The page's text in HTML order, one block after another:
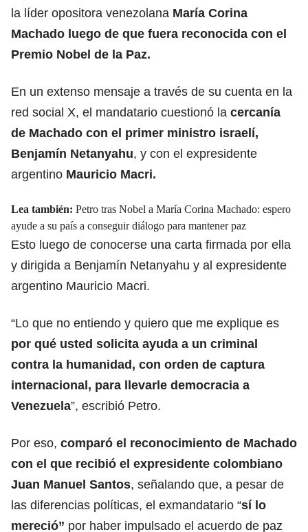
la líder opositora venezolana María Corina
Machado luego de que fuera reconocida con el
Premio Nobel de la Paz.
En un extenso mensaje a través de su cuenta en la
red social X, el mandatario cuestionó la cercanía
de Machado con el primer ministro israelí,
Benjamín Netanyahu, y con el expresidente
argentino Mauricio Macri.
Lea también: Petro tras Nobel a María Corina Machado: espero
ayude a su país a conseguir diálogo para mantener paz
Esto luego de conocerse una carta firmada por ella
y dirigida a Benjamín Netanyahu y al expresidente
argentino Mauricio Macri.
“Lo que no entiendo y quiero que me explique es
por qué usted solicita ayuda a un criminal
contra la humanidad, con orden de captura
internacional, para llevarle democracia a
Venezuela”, escribió Petro.
Por eso, comparó el reconocimiento de Machado
con el que recibió el expresidente colombiano
Juan Manuel Santos, señalando que, a pesar de
las diferencias políticas, el exmandatario “sí lo
mereció” por haber impulsado el acuerdo de paz